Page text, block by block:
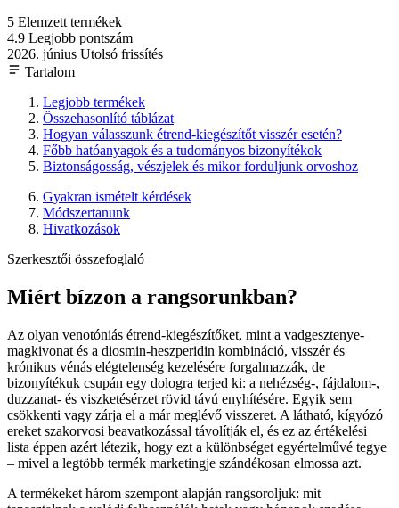
5 Elemzett termékek
4.9 Legjobb pontszám
2026. június Utolsó frissítés
Tartalom
Legjobb termékek
Összehasonlító táblázat
Hogyan válasszunk étrend-kiegészítőt visszér esetén?
Főbb hatóanyagok és a tudományos bizonyítékok
Biztonságosság, vészjelek és mikor forduljunk orvoshoz
Gyakran ismételt kérdések
Módszertanunk
Hivatkozások
Szerkesztői összefoglaló
Miért bízzon a rangsorunkban?
Az olyan venotóniás étrend-kiegészítőket, mint a vadgesztenye-
magkivonat és a diosmin-heszperidin kombináció, visszér és
krónikus vénás elégtelenség kezelésére forgalmazzák, de
bizonyítékuk csupán egy dologra terjed ki: a nehézség-, fájdalom-,
duzzanat- és viszketésérzet rövid távú enyhítésére. Egyik sem
csökkenti vagy zárja el a már meglévő visszeret. A látható, kígyózó
ereket szakorvosi beavatkozással távolítják el, és ez az értékelési
lista éppen azért létezik, hogy ezt a különbséget egyértelművé tegye
– mivel a legtöbb termék marketingje szándékosan elmossa azt.
A termékeket három szempont alapján rangsoroljuk: mit